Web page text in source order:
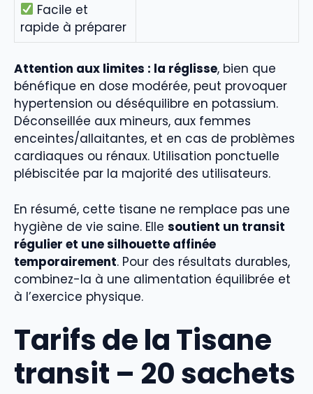
Facile et
rapide à préparer
Attention aux limites : la réglisse, bien que
bénéfique en dose modérée, peut provoquer
hypertension ou déséquilibre en potassium.
Déconseillée aux mineurs, aux femmes
enceintes/allaitantes, et en cas de problèmes
cardiaques ou rénaux. Utilisation ponctuelle
plébiscitée par la majorité des utilisateurs.
En résumé, cette tisane ne remplace pas une
hygiène de vie saine. Elle soutient un transit
régulier et une silhouette affinée
temporairement. Pour des résultats durables,
combinez-la à une alimentation équilibrée et
à l’exercice physique.
Tarifs de la Tisane
transit – 20 sachets